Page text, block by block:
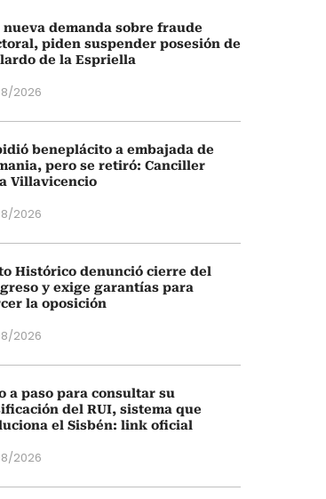
nueva demanda sobre fraude
piden suspender posesión de
de la Espriella
2026
beneplácito a embajada de
pero se retiró: Canciller
Villavicencio
2026
Histórico denunció cierre del
y exige garantías para
la oposición
2026
a paso para consultar su
del RUI, sistema que
el Sisbén: link oficial
2026